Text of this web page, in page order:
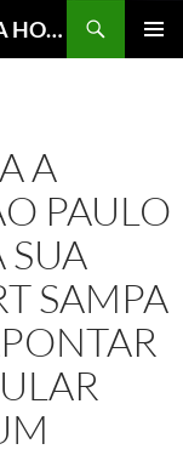
15 ANOS – SERRA DA CANTAREIRA HOJE E COTIDIANO DO BRASIL E DO MUNDO
A
PAULO
SUA
SAMPA